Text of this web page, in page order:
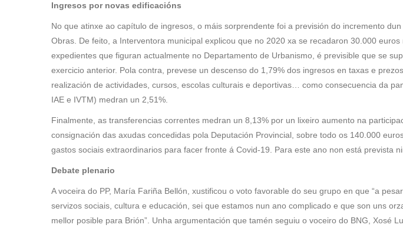
Ingresos por novas edificacións
No que atinxe ao capítulo de ingresos, o máis sorprendente foi a previsión do incremento
Obras. De feito, a Interventora municipal explicou que no 2020 xa se recadaron 30.000
expedientes que figuran actualmente no Departamento de Urbanismo, é previsible que se
exercicio anterior. Pola contra, prevese un descenso do 1,79% dos ingresos en taxas e
realización de actividades, cursos, escolas culturais e deportivas… como consecuencia da
IAE e IVTM) medran un 2,51%.
Finalmente, as transferencias correntes medran un 8,13% por un lixeiro aumento na
consignación das axudas concedidas pola Deputación Provincial, sobre todo os 140.000
gastos sociais extraordinarios para facer fronte á Covid-19. Para este ano non está prevista
Debate plenario
A voceira do PP, María Fariña Bellón, xustificou o voto favorable do seu grupo en que “a
servizos sociais, cultura e educación, sei que estamos nun ano complicado e que son uns
mellor posible para Brión”. Unha argumentación que tamén seguiu o voceiro do BNG, Xosé